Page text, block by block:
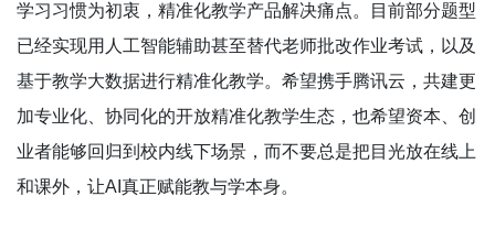
学习习惯为初衷，精准化教学产品解决痛点。目前部分题型
已经实现用人工智能辅助甚至替代老师批改作业考试，以及
基于教学大数据进行精准化教学。希望携手腾讯云，共建更
加专业化、协同化的开放精准化教学生态，也希望资本、创
业者能够回归到校内线下场景，而不要总是把目光放在线上
和课外，让AI真正赋能教与学本身。